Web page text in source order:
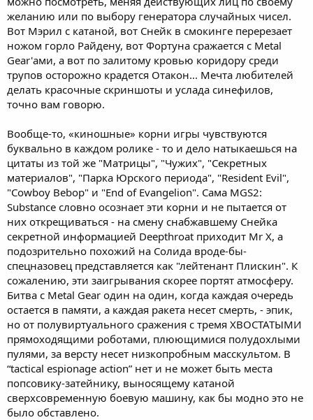
желанию или по выбору генератора случайных чисел.
Вот Мэрил с катаной, вот Снейк в смокинге перерезает
ножом горло Райдену, вот Фортуна сражается с Metal
Gear'ами, а вот по залитому кровью коридору среди
трупов осторожно крадется Отакон... Мечта любителей
делать красочные скриншоты и услада синефилов,
точно вам говорю.
Вообще-то, «киношные» корни игры чувствуются
буквально в каждом ролике - то и дело натыкаешься на
цитаты из той же "Матрицы", "Чужих", "Секретных
материалов", "Парка Юрского периода", "Resident Evil",
"Cowboy Bebop" и "End of Evangelion". Сама MGS2:
Substance словно осознает эти корни и не пытается от
них открещиваться - на смену снабжавшему Снейка
секретной информацией Deepthroat приходит Mr X, а
подозрительно похожий на Солида вроде-бы-
спецназовец представляется как "лейтенант Плискин". К
сожалению, эти заигрывания скорее портят атмосферу.
Битва с Metal Gear один на один, когда каждая очередь
остается в памяти, а каждая ракета несет смерть, - эпик,
но от полувиртуального сражения с тремя ХВОСТАТЫМИ
прямоходящими роботами, плюющимися полудохлыми
пулями, за версту несет низкопробным масскультом. В
“tactical espionage action” нет и не может быть места
попсовику-затейнику, выносящему катаной
сверхсовременную боевую машину, как бы модно это не
было обставлено.